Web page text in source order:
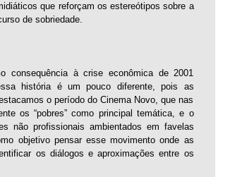
que reforçam os estereótipos sobre a
de sobriedade.
consequência à crise econômica de 2001
história é um pouco diferente, pois as
o período do Cinema Novo, que nas
os “pobres” como principal temática, e o
não profissionais ambientados em favelas
objetivo pensar esse movimento onde as
os diálogos e aproximações entre os